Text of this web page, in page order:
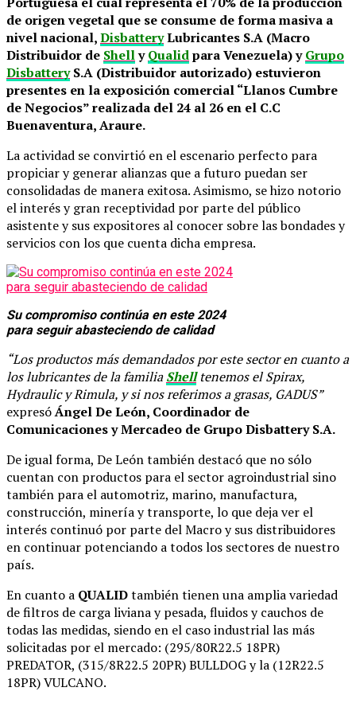
de origen vegetal que se consume de forma masiva a
nivel nacional,DisbatteryLubricantes S.A (Macro
Distribuidor de ShellyQualidpara Venezuela) yGrupo
DisbatteryS.A (Distribuidor autorizado) estuvieron
presentes en la exposición comercial “Llanos Cumbre
de Negocios” realizada del 24 al 26 en el C.C
Buenaventura, Araure.
La actividad se convirtió en el escenario perfecto para
propiciar y generar alianzas que a futuro puedan ser
consolidadas de manera exitosa. Asimismo, se hizo notorio
el interés y gran receptividad por parte del público
asistente y sus expositores al conocer sobre las bondades y
servicios con los que cuenta dicha empresa.
Su compromiso continúa en este 2024
para seguir abasteciendo de calidad
“Los productos más demandados por este sector en cuanto a
los lubricantes de la familiaShelltenemos el Spirax,
Hydraulic y Rimula, y si nos referimos a grasas, GADUS”
expresóÁngel De León, Coordinador de
Comunicaciones y Mercadeo de Grupo Disbattery S.A.
De igual forma, De León también destacó que no sólo
cuentan con productos para el sector agroindustrial sino
también para el automotriz, marino, manufactura,
construcción, minería y transporte, lo que deja ver el
interés continuó por parte del Macro y sus distribuidores
en continuar potenciando a todos los sectores de nuestro
país.
En cuanto a QUALIDtambién tienen una amplia variedad
de filtros de carga liviana y pesada, fluidos y cauchos de
todas las medidas, siendo en el caso industrial las más
solicitadas por el mercado: (295/80R22.5 18PR)
PREDATOR, (315/8R22.5 20PR) BULLDOG y la (12R22.5
18PR) VULCANO.